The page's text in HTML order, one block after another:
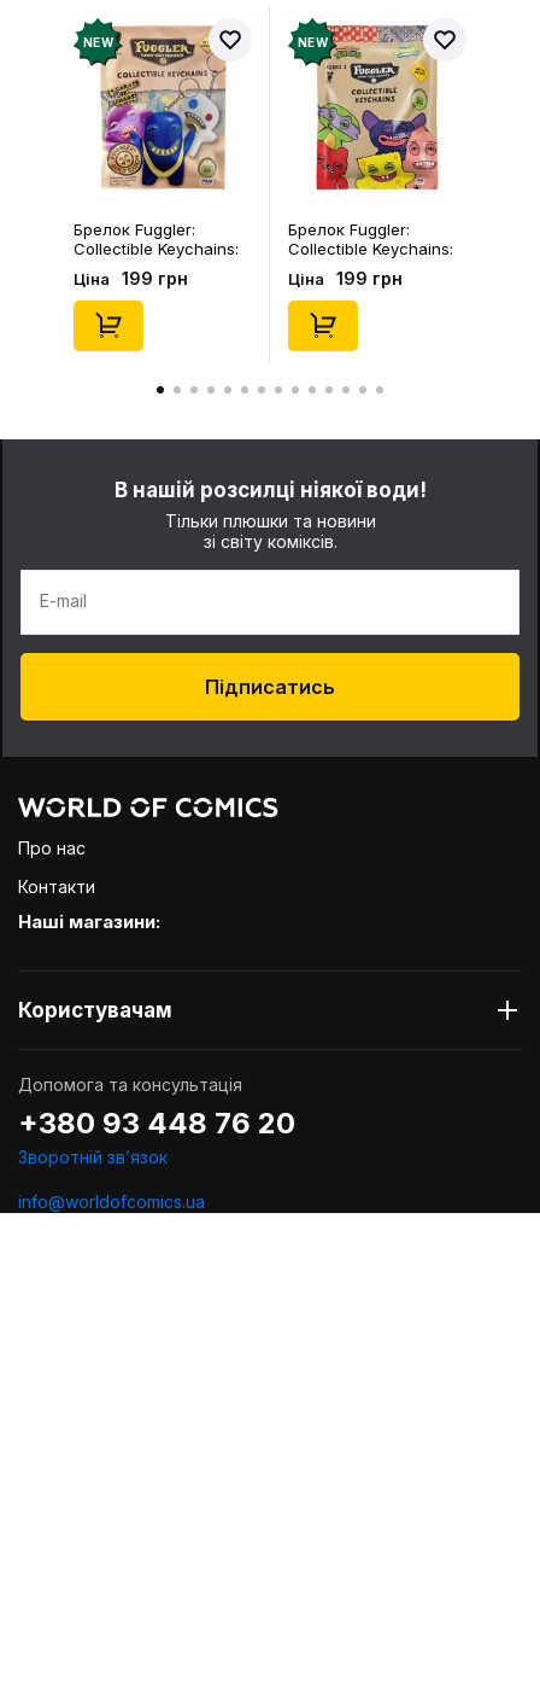
NEW
Брелок Fuggler:
Collectible Keychains:
Gold Edition: Series 3
(Blind Box: 1 з 24),
(11550)
Ціна 199 грн
NEW
Брелок Fuggler:
Collectible Keychains:
Series 2 (Blind Box: 1 з
46), (15475)
Ціна 199 грн
В нашій розсилці ніякої води!
Тільки плюшки та новини
зі світу коміксів.
E-mail
Підписатись
Про нас
Контакти
Наші магазини:
Користувачам
Допомога та консультація
+380 93 448 76 20
Зворотній звʼязок
info@worldofcomics.ua